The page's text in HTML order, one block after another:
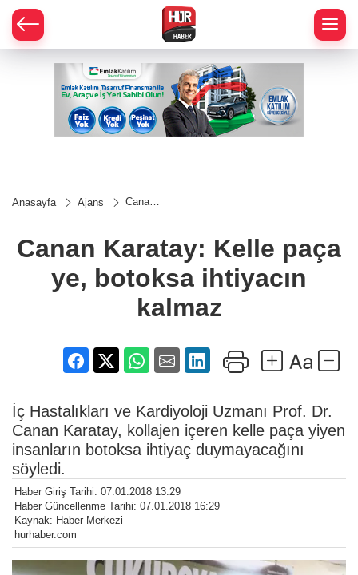
Anasayfa Ajans
Canan
ye,
ihtiyacın
kalmaz
Canan Karatay: Kelle paça
ye, botoksa ihtiyacın
kalmaz
İç Hastalıkları ve Kardiyoloji Uzmanı Prof. Dr.
Canan Karatay, kollajen içeren kelle paça yiyen
insanların botoksa ihtiyaç duymayacağını
söyledi.
Haber Giriş Tarihi: 07.01.2018 13:29
Haber Güncellenme Tarihi: 07.01.2018 16:29
Kaynak: Haber Merkezi
hurhaber.com